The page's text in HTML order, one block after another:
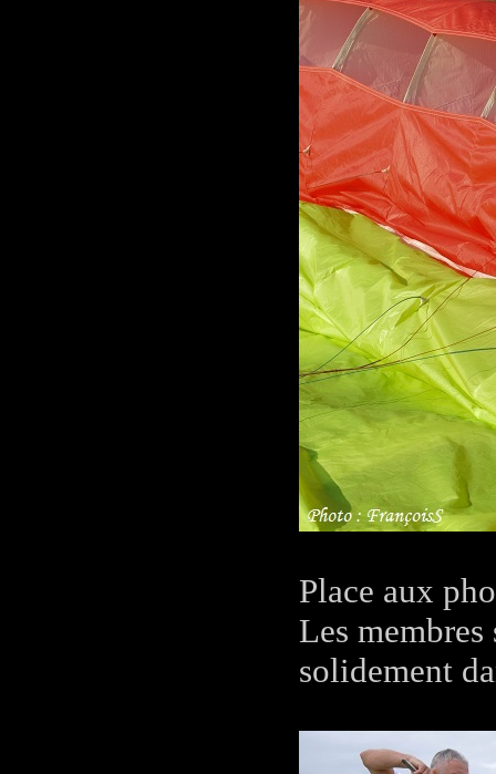
Place aux
Les
solidement